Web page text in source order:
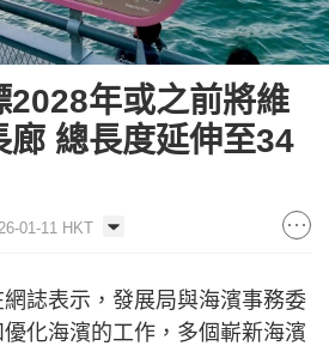
2028年或之前將維
廊 總長度延伸至34
01-11 HKT
誌表示，發展局與海濱事務委
化海濱的工作，多個嶄新海濱